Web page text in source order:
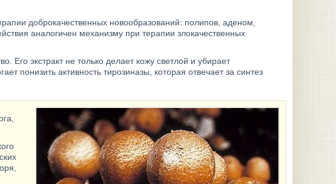
доброкачественных новообразований: полипов, аденом,
аналогичен механизму при терапии злокачественных
Его экстракт не только делает кожу светлой и убирает
понизить активность тирозиназы, которая отвечает за синтез